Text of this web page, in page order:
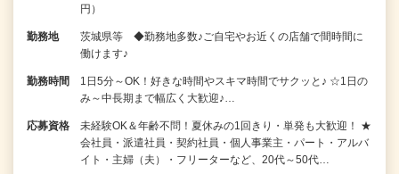
円）
勤務地
茨城県等 ◆勤務地多数♪ご自宅やお近くの店舗で間時間に
働けます♪
勤務時間
1日5分～OK！好きな時間やスキマ時間でサクッと♪ ☆1日の
み～中長期まで幅広く大歓迎♪…
応募資格
未経験OK＆年齢不問！夏休みの1回きり・単発も大歓迎！ ★
会社員・派遣社員・契約社員・個人事業主・パート・アルバ
イト・主婦（夫）・フリーターなど、20代～50代…